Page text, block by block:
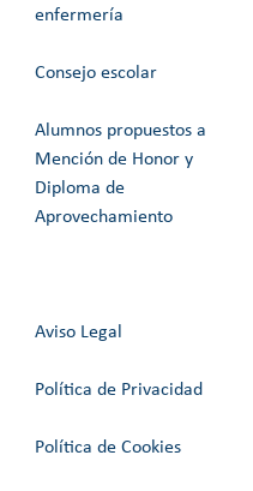
enfermería
Consejo escolar
Alumnos propuestos a
Mención de Honor y
Diploma de
Aprovechamiento
Aviso Legal
Política de Privacidad
Política de Cookies